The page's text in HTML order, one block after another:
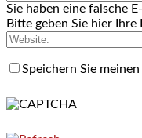
Sie haben eine falsche
Bitte geben Sie hier
Speichern Sie